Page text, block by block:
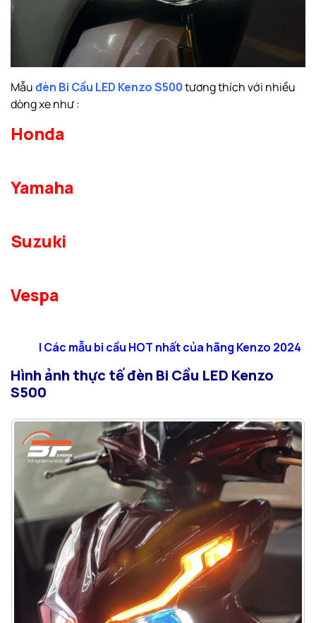
Mẫuđèn Bi Cầu LED Kenzo S500tương thích với nhiều
dòng xe như :
Honda
Yamaha
Suzuki
Vespa
| Các mẫu bi cầu HOT nhất của hãng Kenzo 2024
Hình ảnh thực tế đèn Bi Cầu LED Kenzo
S500